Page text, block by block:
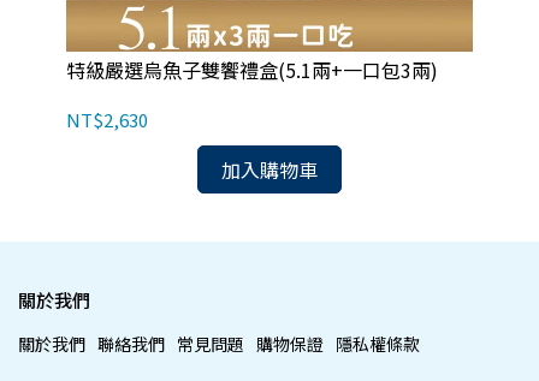
特級嚴選烏魚子雙饗禮盒(5.1兩+一口包3兩)
NT$2,630
加入購物車
關於我們
關於我們 聯絡我們 常見問題 購物保證 隱私權條款